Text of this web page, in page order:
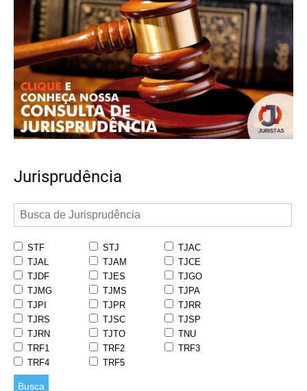
Jurisprudência
STF STJ
TJAC
TJAL
TJAM
TJCE
TJDF
TJES
TJGO
TJMG
TJMS
TJPA
TJPI
TJPR
TJRR
TJRS
TJSC
TJSP
TJRN
TJTO
TNU
TRF1
TRF2
TRF3
TRF4
TRF5
Busca